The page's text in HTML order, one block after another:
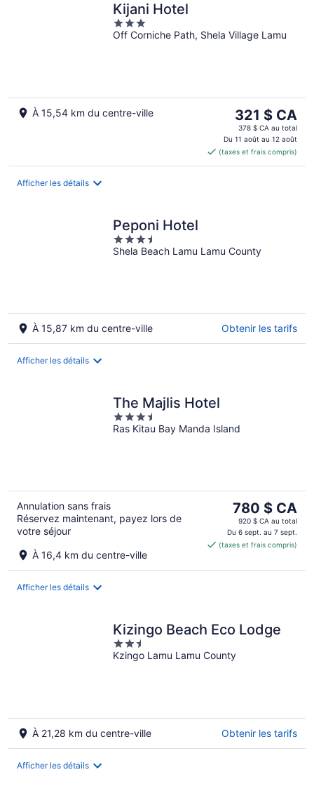
Kijani Hotel
3
out
Off Corniche Path, Shela Village Lamu
À 15,54 km du centre-ville
Le
prix
est
de 321 $ CA
par
321 $ CA
378 $ CA au total
Du 11 août au 12 août
(taxes et frais compris)
Afficher les détails
Peponi Hotel
3.5
out
Shela Beach Lamu Lamu County
À 15,87 km du centre-ville Obtenir les tarifs
Afficher les détails
The Majlis Hotel
3.5
out
Ras Kitau Bay Manda Island
Annulation sans frais
Réservez maintenant, payez lors de
votre séjour
À 16,4 km du centre-ville
Le
prix
est
de 780 $ CA
780 $ CA
920 $ CA au total
Du 6 sept. au 7 sept.
(taxes et frais compris)
Afficher les détails
Kizingo Beach Eco Lodge
2.5
out
Kzingo Lamu Lamu County
À 21,28 km du centre-ville Obtenir les tarifs
Afficher les détails